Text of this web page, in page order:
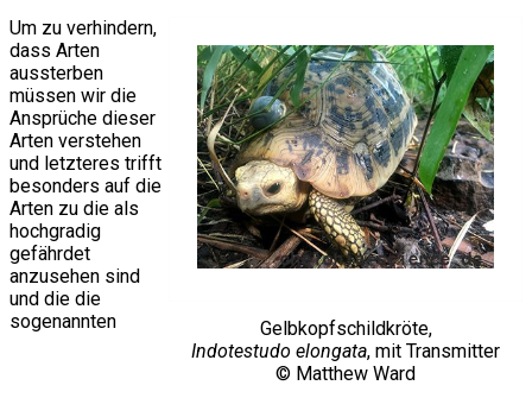
Gelbkopfschildkröte,
Indotestudo elongata, mit Transmitter
© Matthew Ward
Um zu verhindern,
dass Arten
aussterben
müssen wir die
Ansprüche dieser
Arten verstehen
und letzteres trifft
besonders auf die
Arten zu die als
hochgradig
gefährdet
anzusehen sind
und die die
sogenannten